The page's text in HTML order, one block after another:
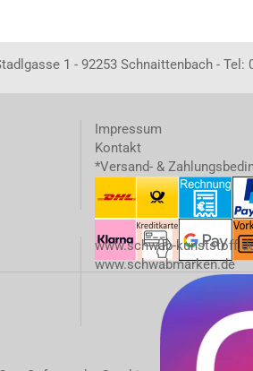
1 - 92253 Schnaittenbach - Tel:
Impressum
Kontakt
*Versand- &
www.schwab-
www.schwabmarken.de